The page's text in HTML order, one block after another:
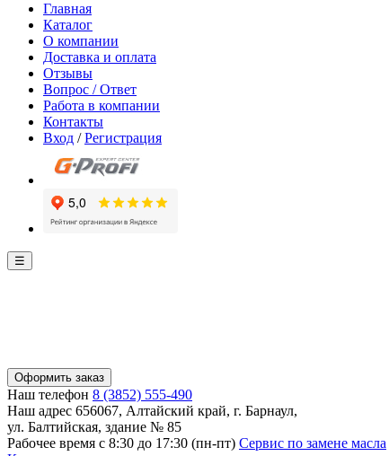
Главная
Каталог
О компании
Доставка и оплата
Отзывы
Вопрос / Ответ
Работа в компании
Контакты
Вход /Регистрация
☰
Оформить заказ
Наш телефон 8 (3852) 555-490
Наш адрес 656067, Алтайский край, г. Барнаул,
ул. Балтийская, здание № 85
Рабочее время с 8:30 до 17:30 (пн-пт) Сервис по замене масла